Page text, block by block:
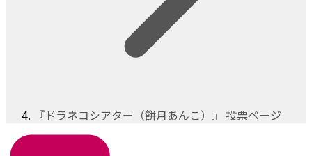
『ドラネコシアター（餅月あんこ）』 投票ページ